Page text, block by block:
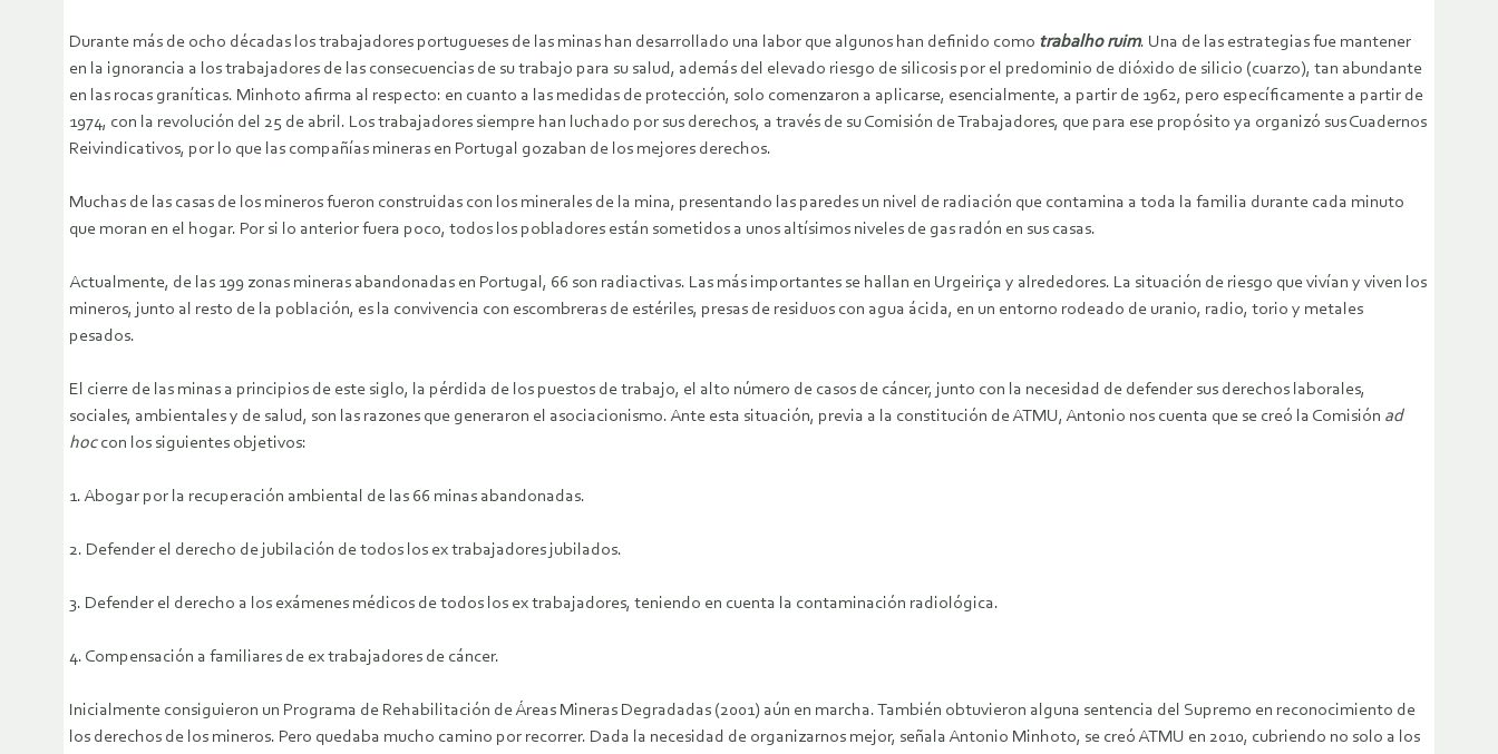
Durante más de ocho décadas los trabajadores portugueses de las minas han desarrollado una labor que algunos han definido como trabalho ruim. Una de las estrategias fue mantener
en la ignorancia a los trabajadores de las consecuencias de su trabajo para su salud, además del elevado riesgo de silicosis por el predominio de dióxido de silicio (cuarzo), tan abundante
en las rocas graníticas. Minhoto afirma al respecto: en cuanto a las medidas de protección, solo comenzaron a aplicarse, esencialmente, a partir de 1962, pero específicamente a partir de
1974, con la revolución del 25 de abril. Los trabajadores siempre han luchado por sus derechos, a través de su Comisión de Trabajadores, que para ese propósito ya organizó sus Cuadernos
Reivindicativos, por lo que las compañías mineras en Portugal gozaban de los mejores derechos.
Muchas de las casas de los mineros fueron construidas con los minerales de la mina, presentando las paredes un nivel de radiación que contamina a toda la familia durante cada minuto
que moran en el hogar. Por si lo anterior fuera poco, todos los pobladores están sometidos a unos altísimos niveles de gas radón en sus casas.
Actualmente, de las 199 zonas mineras abandonadas en Portugal, 66 son radiactivas. Las más importantes se hallan en Urgeiriça y alrededores. La situación de riesgo que vivían y viven los
mineros, junto al resto de la población, es la convivencia con escombreras de estériles, presas de residuos con agua ácida, en un entorno rodeado de uranio, radio, torio y metales
pesados.
El cierre de las minas a principios de este siglo, la pérdida de los puestos de trabajo, el alto número de casos de cáncer, junto con la necesidad de defender sus derechos laborales,
sociales, ambientales y de salud, son las razones que generaron el asociacionismo. Ante esta situación, previa a la constitución de ATMU, Antonio nos cuenta que se creó la Comisión ad
hoccon los siguientes objetivos:
1. Abogar por la recuperación ambiental de las 66 minas abandonadas.
2. Defender el derecho de jubilación de todos los ex trabajadores jubilados.
3. Defender el derecho a los exámenes médicos de todos los ex trabajadores, teniendo en cuenta la contaminación radiológica.
4. Compensación a familiares de ex trabajadores de cáncer.
Inicialmente consiguieron un Programa de Rehabilitación de Áreas Mineras Degradadas (2001) aún en marcha. También obtuvieron alguna sentencia del Supremo en reconocimiento de
los derechos de los mineros. Pero quedaba mucho camino por recorrer. Dada la necesidad de organizarnos mejor, señala Antonio Minhoto, se creó ATMU en 2010, cubriendo no solo a los